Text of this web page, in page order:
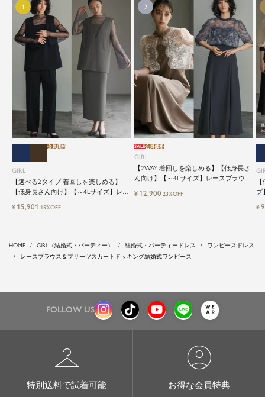
GIRL
【選べる2タイプ 着回しを楽しめる】
【低身長さん向け】【～4Lサイズ】レイ
カートorワイドパンツセットアップロン
会員価格
¥ 15,901 15%OFF
GIRL
【2WAY 着回しを楽しめる】【低身長さ
ん向け】【～4Lサイズ】レースブラウス
ング結婚式ワンピース
SALE会員価格
¥ 12,900 23%OFF
プ
¥
HOME GIRL（結婚式・パーティー） 結婚式・パーティードレス
ワンピースドレス
レースブラウス＆プリーツスカートドッキング結婚式ワンピース
FOLLOW US
checkroom
特別送料で試着可能
account_circle
お得な会員特典